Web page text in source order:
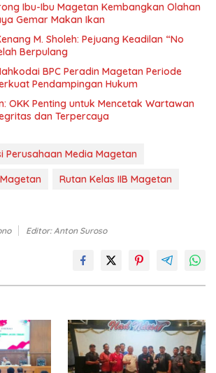
Ibu-Ibu Magetan Kembangkan Olahan
Gemar Makan Ikan
M. Sholeh: Pejuang Keadilan “No
Berpulang
BPC Peradin Magetan Periode
Pendampingan Hukum
OKK Penting untuk Mencetak Wartawan
dan Terpercaya
Perusahaan Media Magetan
Rutan Kelas IIB Magetan
Editor: Anton Suroso